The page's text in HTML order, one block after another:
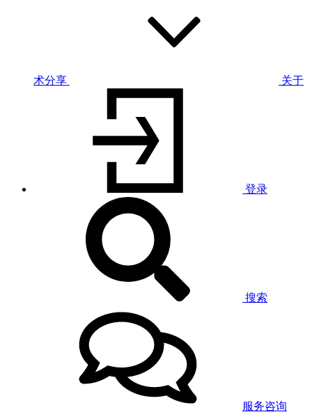
术分享 关于
登录
搜索
服务咨询